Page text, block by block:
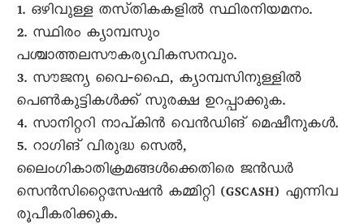
1. ഒഴിവുള്ള തസ്‌തികകളിൽ സ്ഥിരനിയമനം.
2. സ്ഥിരം ക്യാമ്പസും
പശ്ചാത്തലസൗകര്യവികസനവും.
3. സൗജന്യ വൈ‐ഫൈ, ക്യാമ്പസിനുള്ളിൽ
പെൺകുട്ടികൾക്ക്‌ സുരക്ഷ ഉറപ്പാക്കുക.
4. സാനിറ്ററി നാപ്‌കിൻ വെൻഡിങ്‌ മെഷീനുകൾ.
5. റാഗിങ്‌ വിരുദ്ധ സെൽ,
ലൈംഗികാതിക്രമങ്ങൾക്കെതിരെ ജൻഡർ
സെൻസിറ്റൈസേഷൻ കമ്മിറ്റി (GSCASH) എന്നിവ
രൂപീകരിക്കുക.